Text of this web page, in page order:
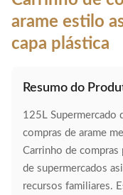
arame estilo
capa plástica
Resumo do
125L Supermercado
compras de arame
Carrinho de compras
de supermercados
recursos familiares.